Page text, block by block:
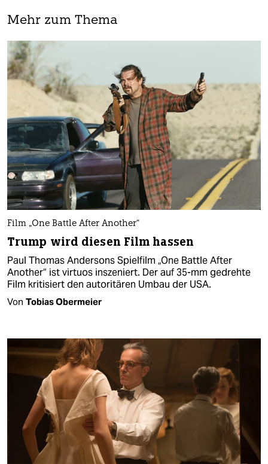
Mehr zum Thema
Film „One Battle After Another“
Trump wird diesen Film hassen
Paul Thomas Andersons Spielfilm „One Battle After
Another“ ist virtuos inszeniert. Der auf 35-mm gedrehte
Film kritisiert den autoritären Umbau der USA.
Von Tobias Obermeier